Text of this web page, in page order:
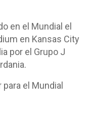
en el Mundial el
en Kansas City
por el Grupo J
el Mundial